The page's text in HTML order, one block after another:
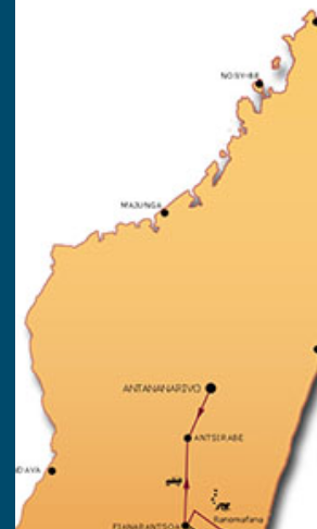
La beauté et la diversité des
Des visites autour de
des cultures de la région ;
Le train pittoresque reliant
La navigation sur le Canal des
Les lémuriens dans la réserve
Une randonnée à travers les
Participant : de 4 à 10
Accompagnement : Guide
Hébergement : Tout en hôtel
Déplacement : Véhicule 4×4
Prestation : En Bed & Breakfast